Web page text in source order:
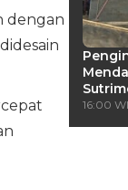
dengan
16:00